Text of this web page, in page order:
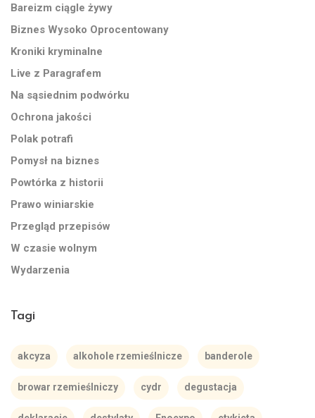
Bareizm ciągle żywy
Biznes Wysoko Oprocentowany
Kroniki kryminalne
Live z Paragrafem
Na sąsiednim podwórku
Ochrona jakości
Polak potrafi
Pomysł na biznes
Powtórka z historii
Prawo winiarskie
Przegląd przepisów
W czasie wolnym
Wydarzenia
Tagi
akcyza alkohole rzemieślnicze banderole
browar rzemieślniczy cydr degustacja